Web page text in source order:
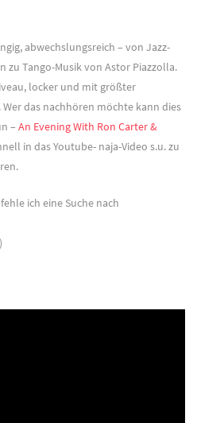
abwechslungsreich – von Jazz-
zu Tango-Musik von Astor Piazzolla.
locker und mit größter
das nachhören möchte kann dies
– An Evening With Ron Carter &
in das Youtube- naja-Video s.u. zu
ich eine Suche nach